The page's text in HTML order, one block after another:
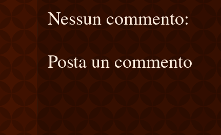
Nessun commento:
Posta un commento